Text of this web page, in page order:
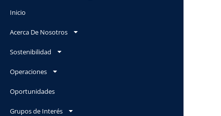
Inicio
Acerca De Nosotros
Sostenibilidad
Operaciones
Oportunidades
Grupos de Interés